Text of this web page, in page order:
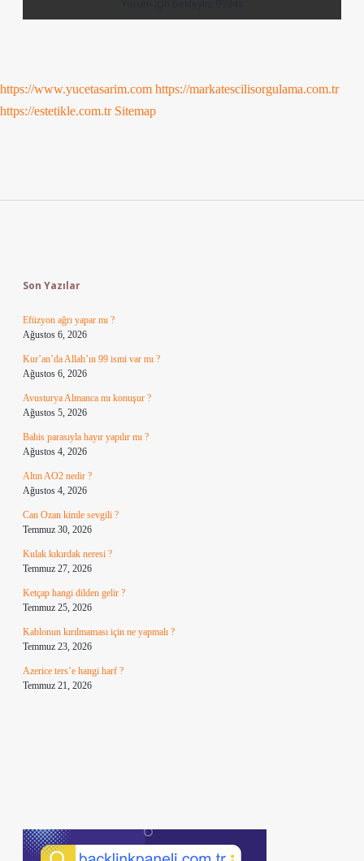
https://www.yucetasarim.com https://markatescilisorgulama.com.tr
https://estetikle.com.tr Sitemap
Son Yazılar
Efüzyon ağrı yapar mı ?
Ağustos 6, 2026
Kur’an’da Allah’ın 99 ismi var mı ?
Ağustos 6, 2026
Avusturya Almanca mı konuşur ?
Ağustos 5, 2026
Bahis parasıyla hayır yapılır mı ?
Ağustos 4, 2026
Altın AO2 nedir ?
Ağustos 4, 2026
Can Ozan kimle sevgili ?
Temmuz 30, 2026
Kulak kıkırdak neresi ?
Temmuz 27, 2026
Ketçap hangi dilden gelir ?
Temmuz 25, 2026
Kablonun kırılmaması için ne yapmalı ?
Temmuz 23, 2026
Azerice ters’e hangi harf ?
Temmuz 21, 2026